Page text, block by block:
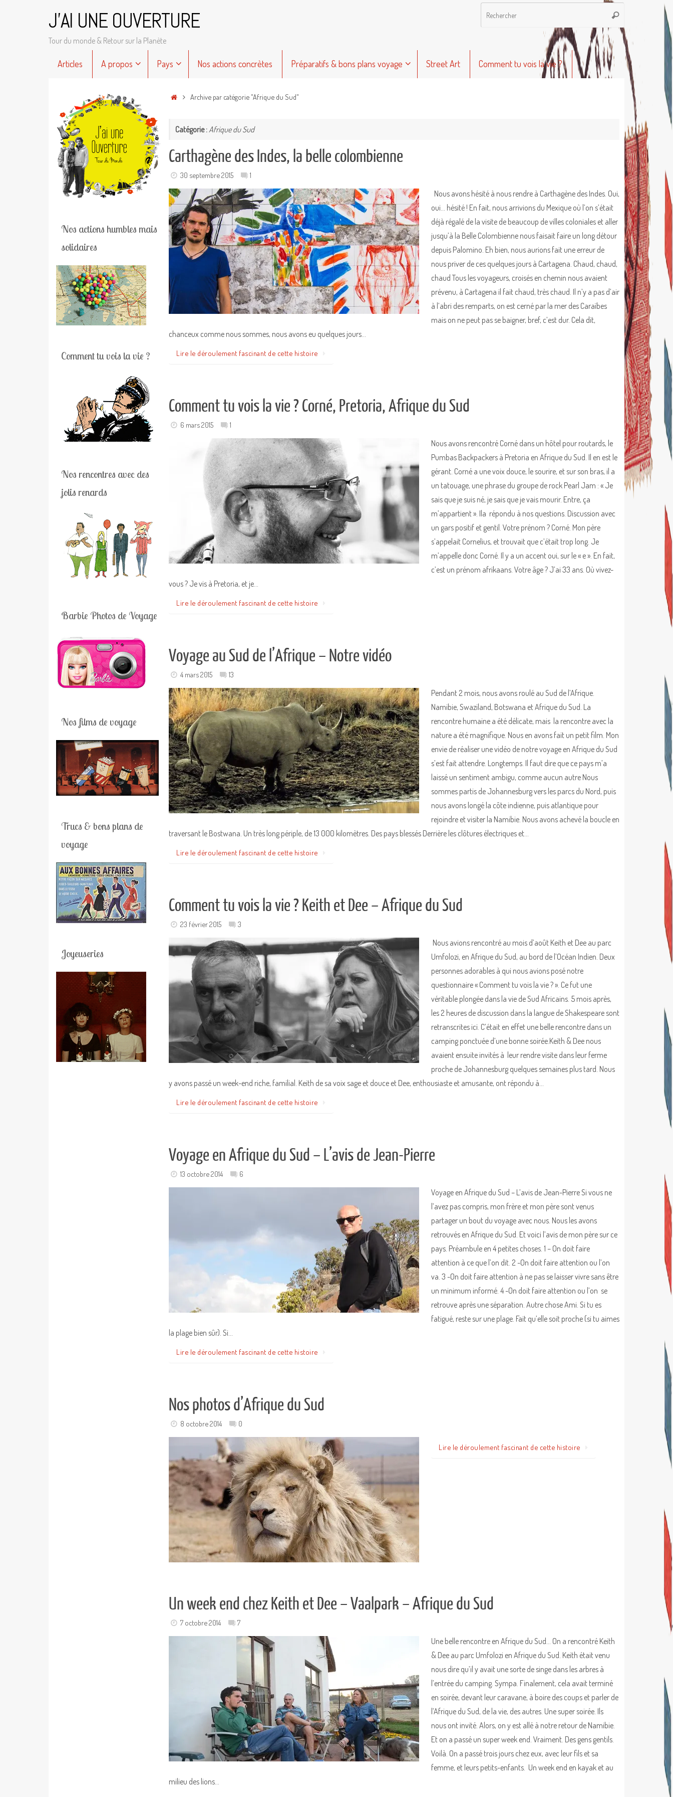
J'AI UNE OUVERTURE
Tour du monde & Retour sur la Planète
:
Rechercher
Articles A propos Pays Nos actions concrètes Préparatifs & bons plans voyage Street Art Comment tu vois la vie ?
AccueilArchive par catégorie "Afrique du Sud"
Catégorie : Afrique du Sud
Carthagène des Indes, la belle colombienne
30 septembre 2015 1
Nous avons hésité à nous rendre à Carthagène des Indes. Oui,
oui… hésité ! En fait, nous arrivions du Mexique où l’on s’était
déjà régalé de la visite de beaucoup de villes coloniales et aller
jusqu’à la Belle Colombienne nous faisait faire un long détour
depuis Palomino. Eh bien, nous aurions fait une erreur de
nous priver de ces quelques jours à Cartagena. Chaud, chaud,
chaud Tous les voyageurs, croisés en chemin nous avaient
prévenu, à Cartagena il fait chaud, très chaud. Il n’y a pas d’air
à l’abri des remparts, on est cerné par la mer des Caraïbes
mais on ne peut pas se baigner, bref, c’est dur. Cela dit,
chanceux comme nous sommes, nous avons eu quelques jours…
Lire le déroulement fascinant de cette histoire
Comment tu vois la vie ? Corné, Pretoria, Afrique du Sud
6 mars 2015 1
Nous avons rencontré Corné dans un hôtel pour routards, le
Pumbas Backpackers à Pretoria en Afrique du Sud. Il en est le
gérant. Corné a une voix douce, le sourire, et sur son bras, il a
un tatouage, une phrase du groupe de rock Pearl Jam : « Je
sais que je suis né, je sais que je vais mourir. Entre, ça
m’appartient ». Ila répondu à nos questions. Discussion avec
un gars positif et gentil. Votre prénom ? Corné. Mon père
s’appelait Cornelius, et trouvait que c’était trop long. Je
m’appelle donc Corné. Il y a un accent oui, sur le « e ». En fait,
c’est un prénom afrikaans. Votre âge ? J’ai 33 ans. Où vivez-
vous ? Je vis à Pretoria, et je…
Lire le déroulement fascinant de cette histoire
Voyage au Sud de l’Afrique – Notre vidéo
4 mars 2015 13
Pendant 2 mois, nous avons roulé au Sud de l’Afrique.
Namibie, Swaziland, Botswana et Afrique du Sud. La
rencontre humaine a été délicate, mais la rencontre avec la
nature a été magnifique. Nous en avons fait un petit film. Mon
envie de réaliser une vidéo de notre voyage en Afrique du Sud
s’est fait attendre. Longtemps. Il faut dire que ce pays m’a
laissé un sentiment ambigu, comme aucun autre Nous
sommes partis de Johannesburg vers les parcs du Nord, puis
nous avons longé la côte indienne, puis atlantique pour
rejoindre et visiter la Namibie. Nous avons achevé la boucle en
traversant le Bostwana. Un très long périple, de 13 000 kilomètres. Des pays blessés Derrière les clôtures électriques et…
Lire le déroulement fascinant de cette histoire
Comment tu vois la vie ? Keith et Dee – Afrique du Sud
23 février 2015 3
Nous avions rencontré au mois d’août Keith et Dee au parc
Umfolozi, en Afrique du Sud, au bord de l’Océan Indien. Deux
personnes adorables à qui nous avions posé notre
questionnaire « Comment tu vois la vie ? ». Ce fut une
véritable plongée dans la vie de Sud Africains. 5 mois après,
les 2 heures de discussion dans la langue de Shakespeare sont
retranscrites ici. C’était en effet une belle rencontre dans un
camping ponctuée d’une bonne soirée.Keith & Dee nous
avaient ensuite invités à leur rendre visite dans leur ferme
proche de Johannesburg quelques semaines plus tard. Nous
y avons passé un week-end riche, familial. Keith de sa voix sage et douce et Dee, enthousiaste et amusante, ont répondu à…
Lire le déroulement fascinant de cette histoire
Voyage en Afrique du Sud – L’avis de Jean-Pierre
13 octobre 2014 6
Voyage en Afrique du Sud – L’avis de Jean-Pierre Si vous ne
l’avez pas compris, mon frère et mon père sont venus
partager un bout du voyage avec nous. Nous les avons
retrouvés en Afrique du Sud. Et voici l’avis de mon père sur ce
pays. Préambule en 4 petites choses. 1 – On doit faire
attention à ce que l’on dit. 2 -On doit faire attention ou l’on
va. 3 -On doit faire attention à ne pas se laisser vivre sans être
un minimum informé. 4 -On doit faire attention ou l’on se
retrouve après une séparation. Autre chose Ami. Si tu es
fatigué, reste sur une plage. Fait qu’elle soit proche (si tu aimes
la plage bien sûr). Si…
Lire le déroulement fascinant de cette histoire
Nos photos d’Afrique du Sud
8 octobre 2014 0
Lire le déroulement fascinant de cette histoire
Un week end chez Keith et Dee – Vaalpark – Afrique du Sud
7 octobre 2014 7
Une belle rencontre en Afrique du Sud… On a rencontré Keith
& Dee au parc Umfolozi en Afrique du Sud. Keith était venu
nous dire qu’il y avait une sorte de singe dans les arbres à
l’entrée du camping. Sympa. Finalement, cela avait terminé
en soirée, devant leur caravane, à boire des coups et parler de
l’Afrique du Sud, de la vie, des autres. Une super soirée. Ils
nous ont invité. Alors, on y est allé à notre retour de Namibie.
Et on a passé un super week end. Vraiment. Des gens gentils.
Voilà. On a passé trois jours chez eux, avec leur fils et sa
femme, et leurs petits-enfants. Un week end en kayak et au
milieu des lions…
Nos actions humbles mais
solidaires
Comment tu vois la vie ?
Nos rencontres avec des
jolis renards
Barbie Photos de Voyage
Nos films de voyage
Trucs & bons plans de
voyage
Joyeuseries